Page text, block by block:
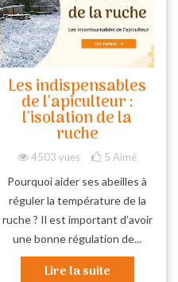
Les indispensables
de l'apiculteur :
l'isolation de la
ruche
4503 vues 5 Aimé
Pourquoi aider ses abeilles à
réguler la température de la
ruche ? Il est important d’avoir
une bonne régulation de...
Lire la suite